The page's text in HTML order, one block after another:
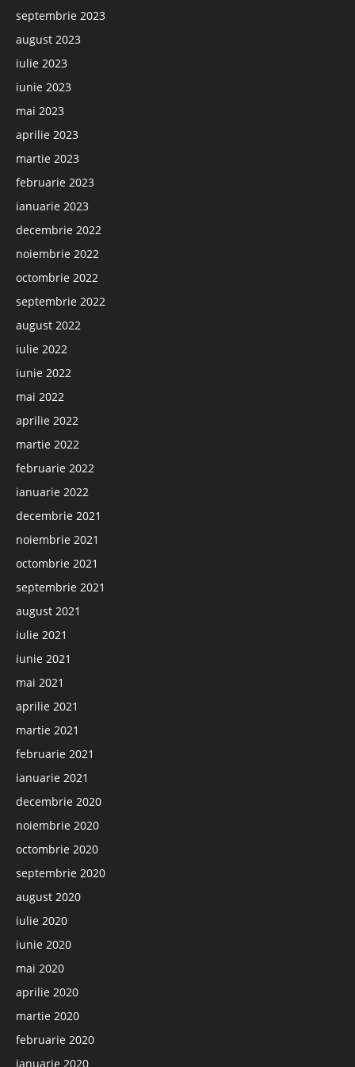
septembrie 2023
august 2023
iulie 2023
iunie 2023
mai 2023
aprilie 2023
martie 2023
februarie 2023
ianuarie 2023
decembrie 2022
noiembrie 2022
octombrie 2022
septembrie 2022
august 2022
iulie 2022
iunie 2022
mai 2022
aprilie 2022
martie 2022
februarie 2022
ianuarie 2022
decembrie 2021
noiembrie 2021
octombrie 2021
septembrie 2021
august 2021
iulie 2021
iunie 2021
mai 2021
aprilie 2021
martie 2021
februarie 2021
ianuarie 2021
decembrie 2020
noiembrie 2020
octombrie 2020
septembrie 2020
august 2020
iulie 2020
iunie 2020
mai 2020
aprilie 2020
martie 2020
februarie 2020
ianuarie 2020